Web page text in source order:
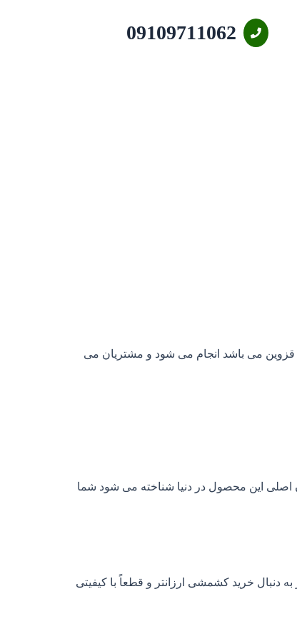
09109711062
قزوین می باشد انجام می شود و مشتریان می
اصلی این محصول در دنیا شناخته می شود شما
به دنبال خرید کشمشی ارزانتر و قطعاً با کیفیتی